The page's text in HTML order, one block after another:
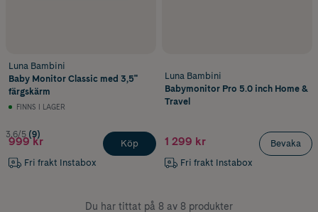
Luna Bambini
Baby Monitor Classic med 3,5"
färgskärm
FINNS I LAGER
3.6/5 (9)
999 kr
Fri frakt Instabox
Köp
Luna Bambini
Babymonitor Pro 5.0 inch Home &
Travel
1 299 kr
Fri frakt Instabox
Bevaka
Du har tittat på 8 av 8 produkter